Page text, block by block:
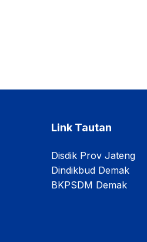
Link Tautan
Disdik Prov Jateng
Dindikbud Demak
BKPSDM Demak